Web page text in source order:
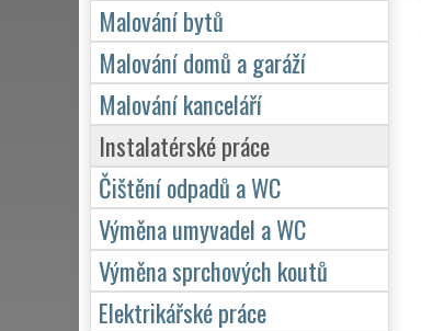
Malování bytů
Malování domů a garáží
Malování kanceláří
Instalatérské práce
Čištění odpadů a WC
Výměna umyvadel a WC
Výměna sprchových koutů
Elektrikářské práce